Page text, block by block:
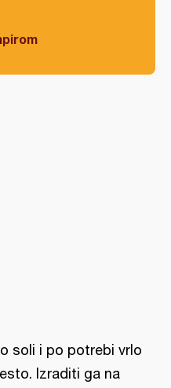
soli i po potrebi vrlo
Izraditi ga na